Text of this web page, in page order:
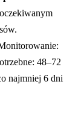
48–72
najmniej 6 dni